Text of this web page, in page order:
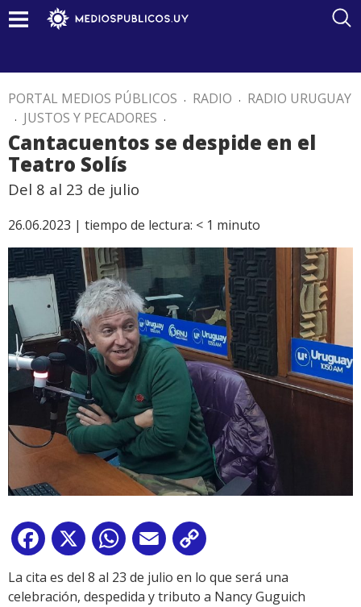
PORTAL MEDIOS PÚBLICOS . RADIO . RADIO URUGUAY
. JUSTOS Y PECADORES .
Cantacuentos se despide en el
Teatro Solís
Del 8 al 23 de julio
26.06.2023 | tiempo de lectura: < 1 minuto
Facebook
X WhatsApp
Email
Link
La cita es del 8 al 23 de julio en lo que será una
celebración, despedida y tributo a Nancy Guguich